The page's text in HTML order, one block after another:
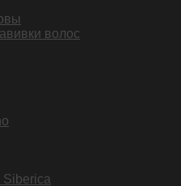
волос
Siberica